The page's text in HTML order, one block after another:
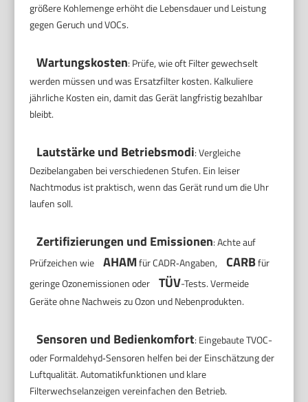
größere Kohlemenge erhöht die Lebensdauer und Leistung
gegen Geruch und VOCs.
Wartungskosten: Prüfe, wie oft Filter gewechselt
werden müssen und was Ersatzfilter kosten. Kalkuliere
jährliche Kosten ein, damit das Gerät langfristig bezahlbar
bleibt.
Lautstärke und Betriebsmodi: Vergleiche
Dezibelangaben bei verschiedenen Stufen. Ein leiser
Nachtmodus ist praktisch, wenn das Gerät rund um die Uhr
laufen soll.
Zertifizierungen und Emissionen: Achte auf
Prüfzeichen wie
AHAMfür CADR‑Angaben, CARBfür
geringe Ozonemissionen oder
TÜV-Tests. Vermeide
Geräte ohne Nachweis zu Ozon und Nebenprodukten.
Sensoren und Bedienkomfort: Eingebaute TVOC-
oder Formaldehyd‑Sensoren helfen bei der Einschätzung der
Luftqualität. Automatikfunktionen und klare
Filterwechselanzeigen vereinfachen den Betrieb.